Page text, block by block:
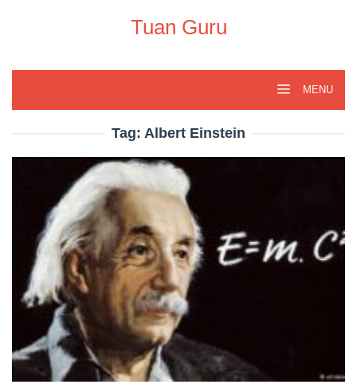
Tuan Guru
MENU
Tag: Albert Einstein